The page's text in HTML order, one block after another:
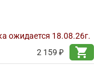
ожидается 18.08.26г.
2 159 ₽
shopping_cart